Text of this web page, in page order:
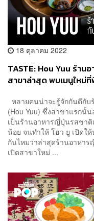
18 ตุลาคม 2022
TASTE: Hou Yuu ร้า
สาขาล่าสุด พบเมนูให
หลายคนน่าจะรู้จักกันดีกั
(Hou Yuu) ซึ่งสาขาแรกนั้
เป็นร้านอาหารญี่ปุ่นรสชา
น้อย จนทำให้ โฮว ยู เปิดใ
กันไหมว่าล่าสุดร้านอาหา
เปิดสาขาใหม่ ...